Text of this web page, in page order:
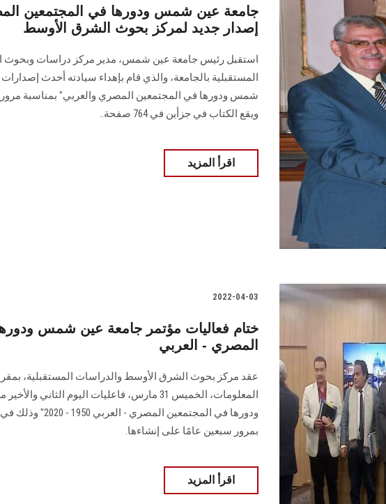
جامعة عين شمس ودورها في المجتمعين
إصدار جديد لمركز بحوث الشرق الأوسط
استقبل رئيس جامعة عين شمس، مدير مركز دراسات وبحوث
المستقبلية بالجامعة، والذي قام بإهداء سيادته أحدث
شمس ودورها في المجتمعين المصري والعربي" بمناسبة مرور
ويقع الكتاب في جزأين في 764 صفحة..
اقرأ المزيد
2022-04-03
ختام فعاليات مؤتمر جامعة عين شمس
المصري - العربي
عقد مركز بحوث الشرق الأوسط والدراسات المستقبلية، بمقر
المعلومات، الخميس 31 مارس، فاعليات اليوم
ودورها في المجتمعين
بمرور سبعين عامًا على إنشاءها.
اقرأ المزيد